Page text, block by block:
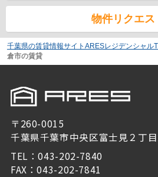
物件リクエス
千葉県の賃貸情報サイトARESレジデンシャル
倉市の賃貸
〒260-0015
千葉県千葉市中央区富士見２丁
TEL：043-202-7840
FAX：043-202-7841